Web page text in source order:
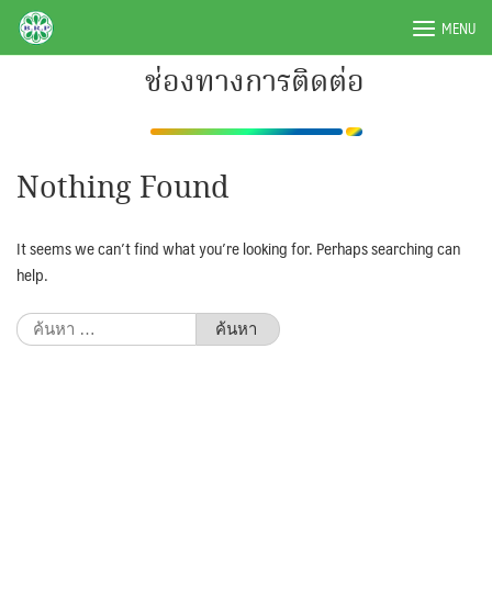
SkipBRPAUTO.COM MENU
ช่องทางการติดต่อ
Nothing Found
It seems we can’t find what you’re looking for. Perhaps searching can
help.
ค้นหา
สำหรับ: